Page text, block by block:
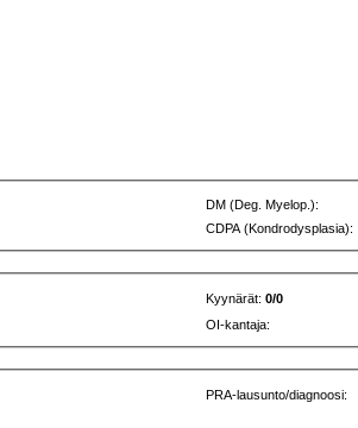
DM (Deg. Myelop.):
CDPA (Kondrodysplasia):
Kyynärät:0/0
OI-kantaja:
PRA-lausunto/diagnoosi: